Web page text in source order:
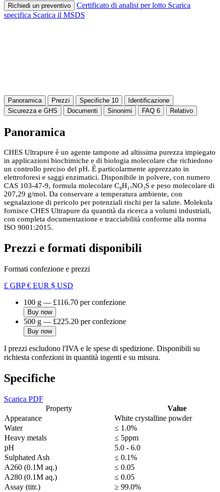
Richiedi un preventivo Certificato di analisi per lotto Scarica
specifica Scarica il MSDS
Panoramica Prezzi Specifiche 10
Identificazione
Sicurezza e GHS
Documenti Sinonimi FAQ 6 Relativo
Panoramica
CHES Ultrapure è un agente tampone ad altissima purezza impiegato
in applicazioni biochimiche e di biologia molecolare che richiedono
un controllo preciso del pH. È particolarmente apprezzato in
elettroforesi e saggi enzimatici. Disponibile in polvere, con numero
CAS 103-47-9, formula molecolare C₈H₁₇NO₃S e peso molecolare di
207,29 g/mol. Da conservare a temperatura ambiente, con
segnalazione di pericolo per potenziali rischi per la salute. Molekula
fornisce CHES Ultrapure da quantità da ricerca a volumi industriali,
con completa documentazione e tracciabilità conforme alla norma
ISO 9001:2015.
Prezzi e formati disponibili
Formati confezione e prezzi
£ GBP€ EUR $ USD
100 g — £116.70 per confezione
Buy now
500 g — £225.20 per confezione
Buy now
I prezzi escludono l'IVA e le spese di spedizione. Disponibili su
richiesta confezioni in quantità ingenti e su misura.
Specifiche
Scarica PDF
Property
Value
Appearance
White crystalline powder
Water
≤ 1.0%
Heavy metals
≤ 5ppm
pH
5.0 - 6.0
Sulphated Ash
≤ 0.1%
A260 (0.1M aq.)
≤ 0.05
A280 (0.1M aq.)
≤ 0.05
Assay (titr.)
≥ 99.0%